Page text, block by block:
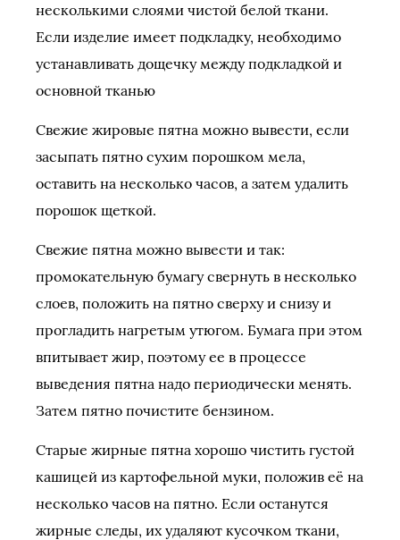
несколькими слоями чистой белой ткани.
Если изделие имеет подкладку, необходимо
устанавливать дощечку между подкладкой и
основной тканью
Свежие жировые пятна можно вывести, если
засыпать пятно сухим порошком мела,
оставить на несколько часов, а затем удалить
порошок щеткой.
Свежие пятна можно вывести и так:
промокательную бумагу свернуть в несколько
слоев, положить на пятно сверху и снизу и
прогладить нагретым утюгом. Бумага при этом
впитывает жир, поэтому ее в процессе
выведения пятна надо периодически менять.
Затем пятно почистите бензином.
Старые жирные пятна хорошо чистить густой
кашицей из картофельной муки, положив её на
несколько часов на пятно. Если останутся
жирные следы, их удаляют кусочком ткани,